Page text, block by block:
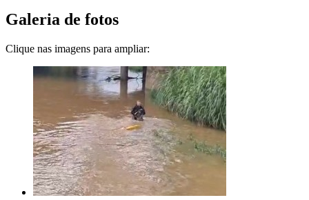
Galeria de fotos
Clique nas imagens para ampliar: